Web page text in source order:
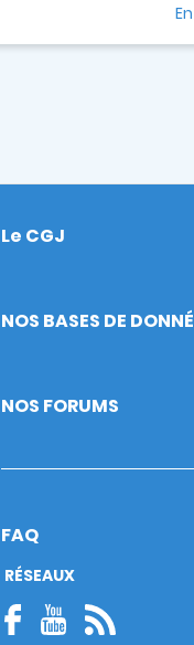
Footer
Le CGJ
NOS BASES DE
NOS FORUMS
FAQ
RÉSEAUX